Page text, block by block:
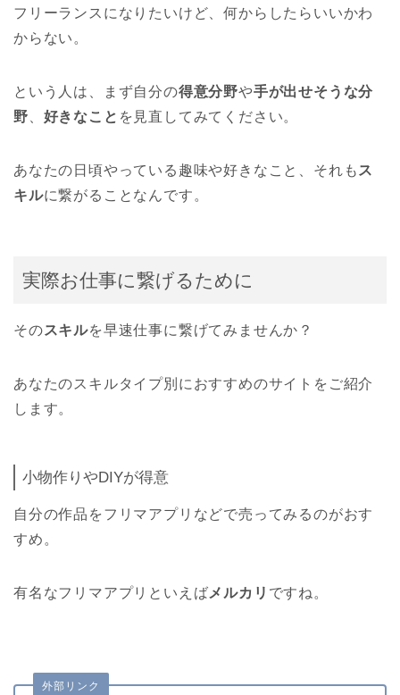
フリーランスになりたいけど、何からしたらいいかわ
からない。
という人は、まず自分の得意分野や手が出せそうな分
野
好きなこと を見直してみてください。
あなたの日頃やっている趣味や好きなこと、それも ス
キルに繋がることなんです。
実際お仕事に繋げるために
そのスキルを早速仕事に繋げてみませんか？
あなたのスキルタイプ別におすすめのサイトをご紹介
します。
小物作りやDIYが得意
自分の作品をフリマアプリなどで売ってみるのがおす
すめ。
有名なフリマアプリといえばメルカリ ですね。
外部リンク